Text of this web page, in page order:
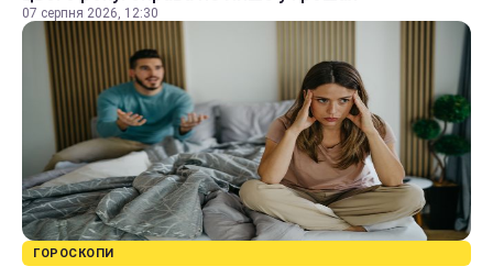
07 серпня 2026, 12:30
ГОРОСКОПИ